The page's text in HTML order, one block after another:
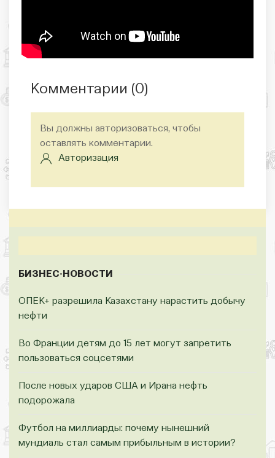
Комментарии (0)
Вы должны авторизоваться, чтобы
оставлять комментарии.
Авторизация